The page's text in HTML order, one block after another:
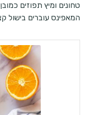
טחונים ומיץ תפוזים
המאפינס עוברים בישול